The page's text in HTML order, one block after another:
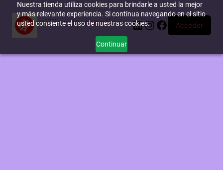
Nuestra tienda utiliza cookies para brindarle a usted la mejor
y más relevante experiencia. Si continua navegando en el sitio
usted consiente el uso de nuestras cookies.
Continuar
miTienda-e.online LinkedIn
Instagram
Facebook
Acceder